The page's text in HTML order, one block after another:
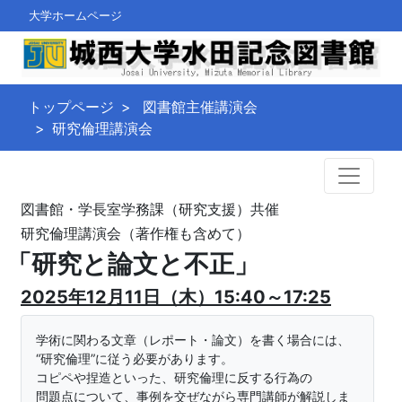
大学ホームページ
トップページ
図書館主催講演会
研究倫理講演会
図書館・学長室学務課（研究支援）共催
研究倫理講演会（著作権も含めて）
「研究と論文と不正」
2025年12月11日（木）15:40～17:25
学術に関わる文章（レポート・論文）を書く場合には、
“研究倫理”に従う必要があります。
コピペや捏造といった、研究倫理に反する行為の
問題点について、事例を交ぜながら専門講師が解説しま